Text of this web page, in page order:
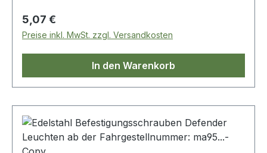
Regulärer Preis:
5,07 €
Preise inkl. MwSt. zzgl. Versandkosten
In den Warenkorb